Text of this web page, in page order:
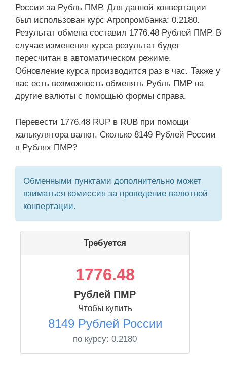
России за Рубль ПМР. Для данной конвертации
был использован курс Агропромбанка: 0.2180.
Результат обмена составил 1776.48 Рублей ПМР. В
случае изменения курса результат будет
пересчитан в автоматическом режиме.
Обновление курса производится раз в час. Также у
вас есть возможность обменять Рубль ПМР на
другие валюты с помощью формы справа.
Перевести 1776.48 RUP в RUB при помощи
калькулятора валют. Сколько 8149 Рублей России
в Рублях ПМР?
Обменными пунктами дополнительно может
взиматься комиссия за проведение валютной
конвертации.
Требуется
1776.48
Рублей ПМР
Чтобы купить
8149 Рублей России
по курсу: 0.2180